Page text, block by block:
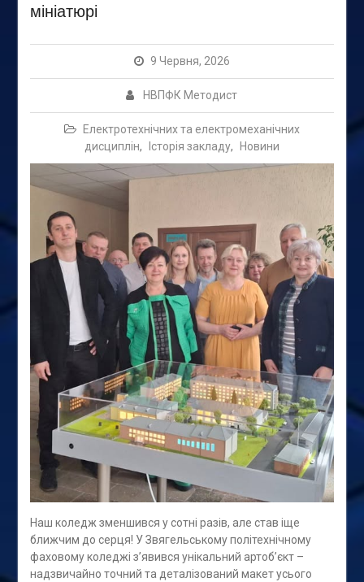
мініатюрі
9 Червня, 2026
НВПФК Методист
Електротехнічних та електромеханічних
дисциплін, Історія закладу, Новини
Наш коледж зменшився у сотні разів, але став іще
ближчим до серця! У Звягельському політехнічному
фаховому коледжі з’явився унікальний артоб’єкт –
надзвичайно точний та деталізований макет усього